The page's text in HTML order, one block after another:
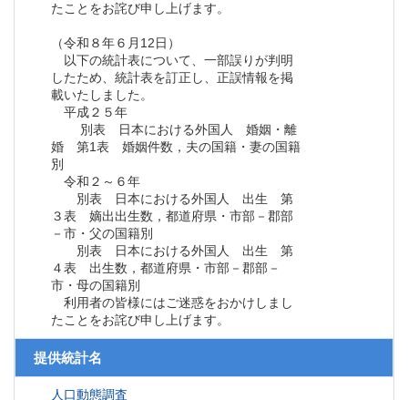
たことをお詫び申し上げます。
（令和８年６月12日）
以下の統計表について、一部誤りが判明
したため、統計表を訂正し、正誤情報を掲
載いたしました。
平成２５年
別表 日本における外国人 婚姻・離
婚 第1表 婚姻件数，夫の国籍・妻の国籍
別
令和２～６年
別表 日本における外国人 出生 第
３表 嫡出出生数，都道府県・市部－郡部
－市・父の国籍別
別表 日本における外国人 出生 第
４表 出生数，都道府県・市部－郡部－
市・母の国籍別
利用者の皆様にはご迷惑をおかけしまし
たことをお詫び申し上げます。
提供統計名
人口動態調査